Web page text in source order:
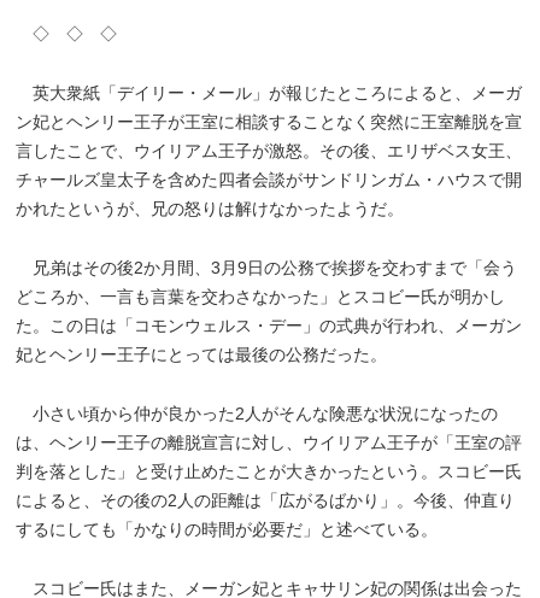
◇ ◇ ◇
英大衆紙「デイリー・メール」が報じたところによると、メーガ
ン妃とヘンリー王子が王室に相談することなく突然に王室離脱を宣
言したことで、ウイリアム王子が激怒。その後、エリザベス女王、
チャールズ皇太子を含めた四者会談がサンドリンガム・ハウスで開
かれたというが、兄の怒りは解けなかったようだ。
兄弟はその後2か月間、3月9日の公務で挨拶を交わすまで「会う
どころか、一言も言葉を交わさなかった」とスコビー氏が明かし
た。この日は「コモンウェルス・デー」の式典が行われ、メーガン
妃とヘンリー王子にとっては最後の公務だった。
小さい頃から仲が良かった2人がそんな険悪な状況になったの
は、ヘンリー王子の離脱宣言に対し、ウイリアム王子が「王室の評
判を落とした」と受け止めたことが大きかったという。スコビー氏
によると、その後の2人の距離は「広がるばかり」。今後、仲直り
するにしても「かなりの時間が必要だ」と述べている。
スコビー氏はまた、メーガン妃とキャサリン妃の関係は出会った